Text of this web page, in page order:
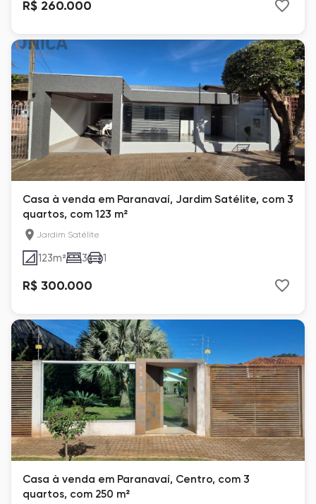
R$ 260.000
Casa à venda em Paranavaí, Jardim Satélite, com 3
quartos, com 123 m²
Jardim Satélite
123m² 3 1
R$ 300.000
Casa à venda em Paranavaí, Centro, com 3
quartos, com 250 m²